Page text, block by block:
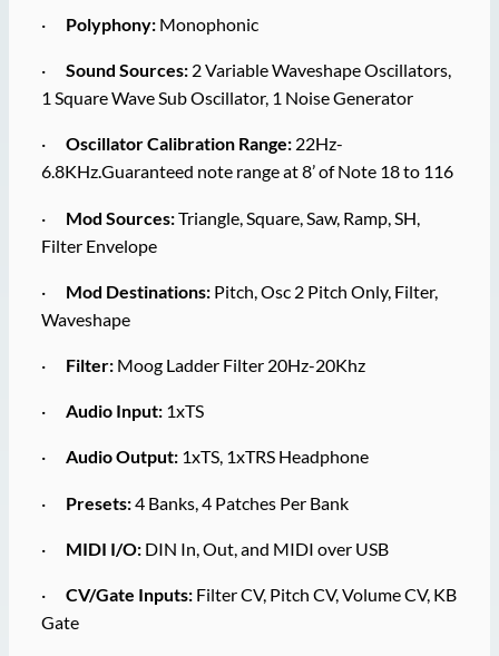
· Polyphony:Monophonic
· Sound Sources:2 Variable Waveshape Oscillators,
1 Square Wave Sub Oscillator, 1 Noise Generator
· Oscillator Calibration Range:22Hz-
6.8KHz.Guaranteed note range at 8’ of Note 18 to 116
· Mod Sources:Triangle, Square, Saw, Ramp, SH,
Filter Envelope
· Mod Destinations:Pitch, Osc 2 Pitch Only, Filter,
Waveshape
· Filter:Moog Ladder Filter 20Hz-20Khz
· Audio Input:1xTS
· Audio Output:1xTS, 1xTRS Headphone
· Presets:4 Banks, 4 Patches Per Bank
· MIDI I/O:DIN In, Out, and MIDI over USB
· CV/Gate Inputs:Filter CV, Pitch CV, Volume CV, KB
Gate